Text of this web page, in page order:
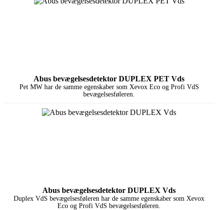
Abus bevægelsesdetektor DUPLEX PET Vds
Pet MW har de samme egenskaber som Xevox Eco og Profi VdS
bevægelsesføleren.
Abus bevægelsesdetektor DUPLEX Vds
Duplex VdS bevægelsesføleren har de samme egenskaber som Xevox
Eco og Profi VdS bevægelsesføleren.